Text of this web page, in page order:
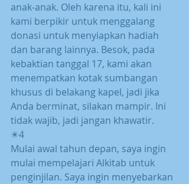
anak-anak. Oleh karena itu, kali ini
kami berpikir untuk menggalang
donasi untuk menyiapkan hadiah
dan barang lainnya. Besok, pada
kebaktian tanggal 17, kami akan
menempatkan kotak sumbangan
khusus di belakang kapel, jadi jika
Anda berminat, silakan mampir. Ini
tidak wajib, jadi jangan khawatir.
✴️4
Mulai awal tahun depan, saya ingin
mulai mempelajari Alkitab untuk
penginjilan. Saya ingin menyebarkan